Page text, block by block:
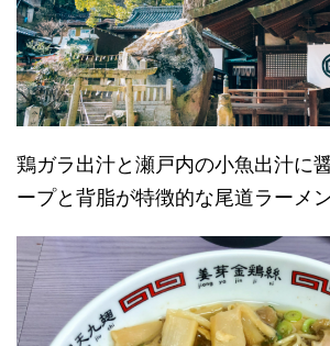
鶏ガラ出汁と瀬戸内の小魚出汁に
ープと背脂が特徴的な尾道ラーメ